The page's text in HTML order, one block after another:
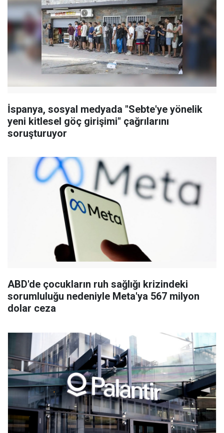
İspanya, sosyal medyada "Sebte'ye yönelik
yeni kitlesel göç girişimi" çağrılarını
soruşturuyor
ABD'de çocukların ruh sağlığı krizindeki
sorumluluğu nedeniyle Meta'ya 567 milyon
dolar ceza